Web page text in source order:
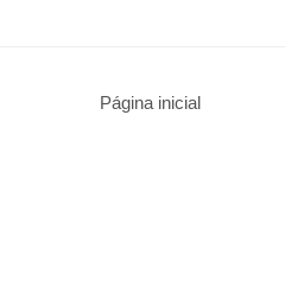
Página inicial